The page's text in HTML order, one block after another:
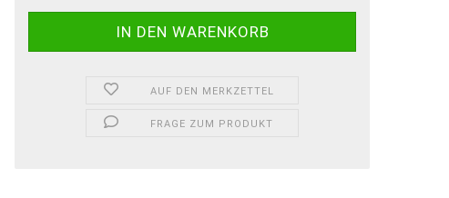
AUF DEN MERKZETTEL
FRAGE ZUM PRODUKT